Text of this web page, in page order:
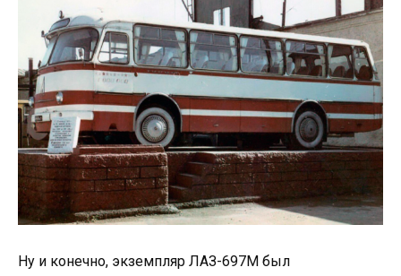
Ну и конечно, экземпляр ЛАЗ-697М был